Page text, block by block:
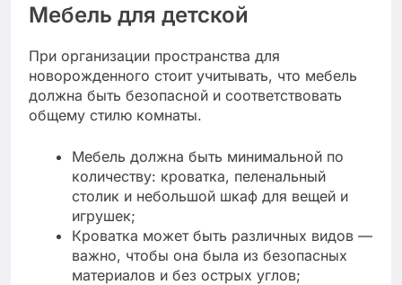
Мебель для детской
При организации пространства для
новорожденного стоит учитывать, что мебель
должна быть безопасной и соответствовать
общему стилю комнаты.
Мебель должна быть минимальной по
количеству: кроватка, пеленальный
столик и небольшой шкаф для вещей и
игрушек;
Кроватка может быть различных видов —
важно, чтобы она была из безопасных
материалов и без острых углов;